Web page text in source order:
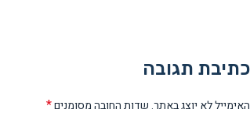
כתיבת תגובה
האימייל לא יוצג באתר.שדות החובה מסומנים*